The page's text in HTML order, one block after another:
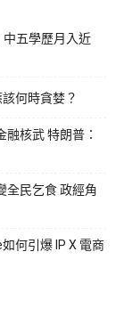
五學歷月入近
何時貪婪？
核武 特朗普：
全民乞食 政經角
何引爆 IP X 電商